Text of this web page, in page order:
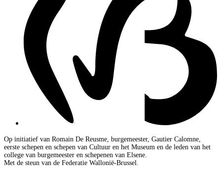
Op initiatief van Romain De Reusme, burgemeester, Gautier Calomne,
eerste schepen en schepen van Cultuur en het Museum en de leden van het
college van burgemeester en schepenen van Elsene.
Met de steun van de Federatie Wallonië-Brussel.